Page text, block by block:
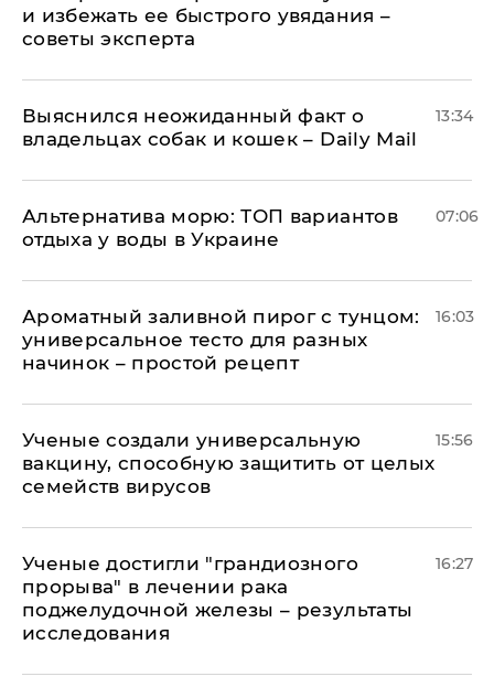
и избежать ее быстрого увядания –
советы эксперта
Выяснился неожиданный факт о
владельцах собак и кошек – Daily Mail
13:34
Альтернатива морю: ТОП вариантов
отдыха у воды в Украине
07:06
Ароматный заливной пирог с тунцом:
универсальное тесто для разных
начинок – простой рецепт
16:03
Ученые создали универсальную
вакцину, способную защитить от целых
семейств вирусов
15:56
Ученые достигли "грандиозного
прорыва" в лечении рака
поджелудочной железы – результаты
исследования
16:27